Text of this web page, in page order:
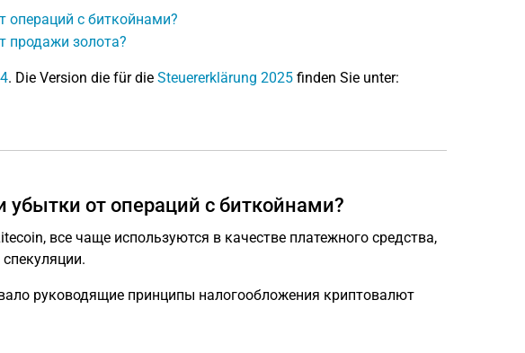
операций с биткойнами?
продажи золота?
. Die Version die für die Steuererklärung 2025finden Sie unter:
от операций с биткойнами?
все чаще используются в качестве платежного средства,
руководящие принципы налогообложения криптовалют